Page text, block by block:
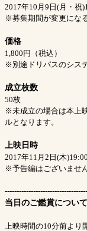
2017年10月9日(月・祝
※募集期間が変更にな
価格
1,800円（税込）
※別途ドリパスのシス
成立枚数
50枚
※未成立の場合は本上
ルとなります。
上映日時
2017年11月2日(木
※予告編はございませ
当日のご鑑賞について
上映時間の10分前より